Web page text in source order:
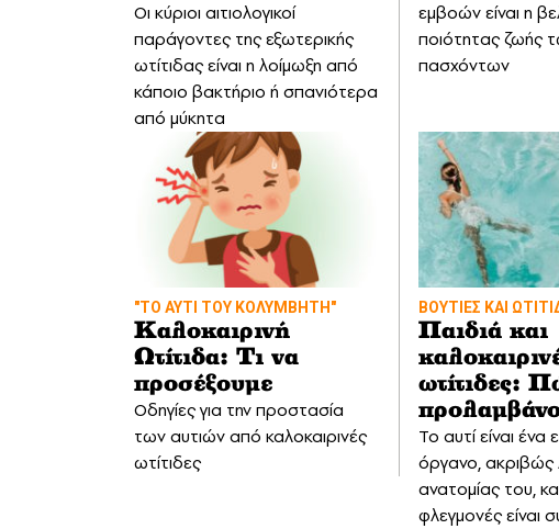
Οι κύριοι αιτιολογικοί
παράγοντες της εξωτερικής
ωτίτιδας είναι η λοίμωξη από
κάποιο βακτήριο ή σπανιότερα
από μύκητα
εμβοών είναι η
ποιότητας ζωής
πασχόντων
"ΤΟ ΑΥΤΙ ΤΟΥ ΚΟΛΥΜΒΗΤΗ"
Καλοκαιρινή
Ωτίτιδα: Τι να
προσέξουμε
Οδηγίες για την προστασία
των αυτιών από καλοκαιρινές
ωτίτιδες
ΒΟΥΤΙΕΣ ΚΑΙ
Παιδιά και
ωτίτιδες:
Το αυτί είναι
όργανο, ακριβώς
ανατομίας του,
φλεγμονές είναι